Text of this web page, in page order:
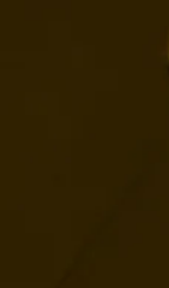
Avec le soutien
Centre national
Avec l’aide de La
Centre